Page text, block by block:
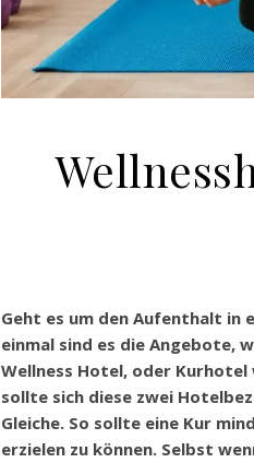
Geht es um den Aufenthalt in
einmal sind es die Angebote,
Wellness Hotel, oder
sollte sich diese zwei
Gleiche. So sollte eine Kur
erzielen zu können. Selbst